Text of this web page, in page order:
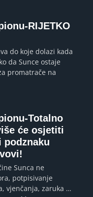
RIJETKO
do koje dolazi kada
da Sunce ostaje
promatrače na
Totalno
će osjetiti
podznaku
Sunca ne
potpisivanje
vjenčanja, zaruka …